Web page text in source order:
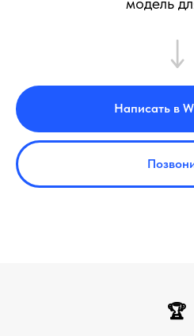
Написать в
🏆